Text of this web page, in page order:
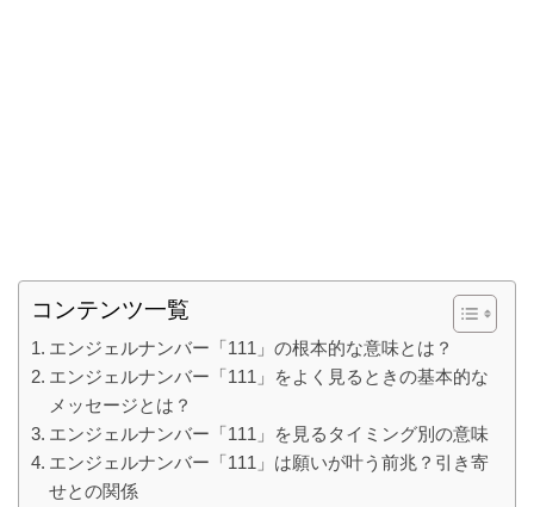
コンテンツ一覧
エンジェルナンバー「111」の根本的な意味とは？
エンジェルナンバー「111」をよく見るときの基本的な
メッセージとは？
エンジェルナンバー「111」を見るタイミング別の意味
エンジェルナンバー「111」は願いが叶う前兆？引き寄
せとの関係